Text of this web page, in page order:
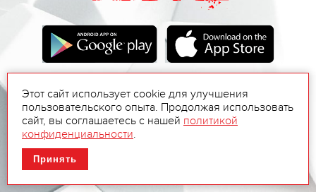
Этот сайт использует cookie для улучшения
пользовательского опыта. Продолжая использовать
сайт, вы соглашаетесь с нашей политикой
конфиденциальности.
Принять